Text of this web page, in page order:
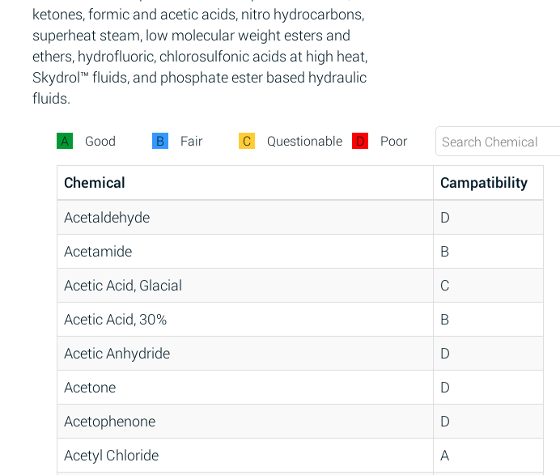
ketones, formic and acetic acids, nitro hydrocarbons,
superheat steam, low molecular weight esters and
ethers, hydrofluoric, chlorosulfonic acids at high heat,
Skydrol™ fluids, and phosphate ester based hydraulic
fluids.
A Good B Fair C Questionable D Poor
Chemical
Campatibility
Acetaldehyde
D
Acetamide
B
Acetic Acid, Glacial
C
Acetic Acid, 30%
B
Acetic Anhydride
D
Acetone
D
Acetophenone
D
Acetyl Chloride
A